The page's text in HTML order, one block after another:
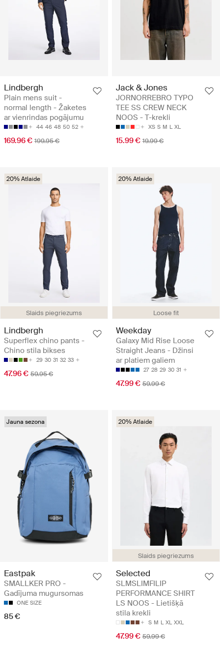
Lindbergh
Plain mens suit -
normal length - Žaketes
ar vienrindas pogājumu
44 46 48 50 52
169.96 € 199.95 €
Jack & Jones
JORNORREBRO TYPO
TEE SS CREW NECK
NOOS - T-krekli
XS S M L XL
15.99 € 19.99 €
Slaids piegriezums
20% Atlaide
Lindbergh
Superflex chino pants -
Chino stila bikses
29 30 31 32 33
47.96 € 59.95 €
Loose fit
20% Atlaide
Weekday
Galaxy Mid Rise Loose
Straight Jeans - Džinsi
ar platiem galiem
27 28 29 30 31
47.99 € 59.99 €
Jauna sezona
Eastpak
SMALLKER PRO -
Gadījuma mugursomas
ONE SIZE
85 €
Slaids piegriezums
20% Atlaide
Selected
SLMSLIMFILIP
PERFORMANCE SHIRT
LS NOOS - Lietišķā
stila krekli
S M L XL XXL
47.99 € 59.99 €